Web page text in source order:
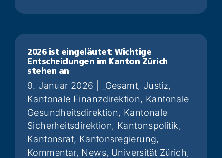
2026 ist eingeläutet: Wichtige
Entscheidungen im Kanton Zürich
stehen an
9. Januar 2026 _Gesamt, Justiz,
Kantonale Finanzdirektion, Kantonale
Gesundheitsdirektion, Kantonale
Sicherheitsdirektion, Kantonspolitik,
Kantonsrat, Kantonsregierung,
Kommentar, News, Universität Zürich,